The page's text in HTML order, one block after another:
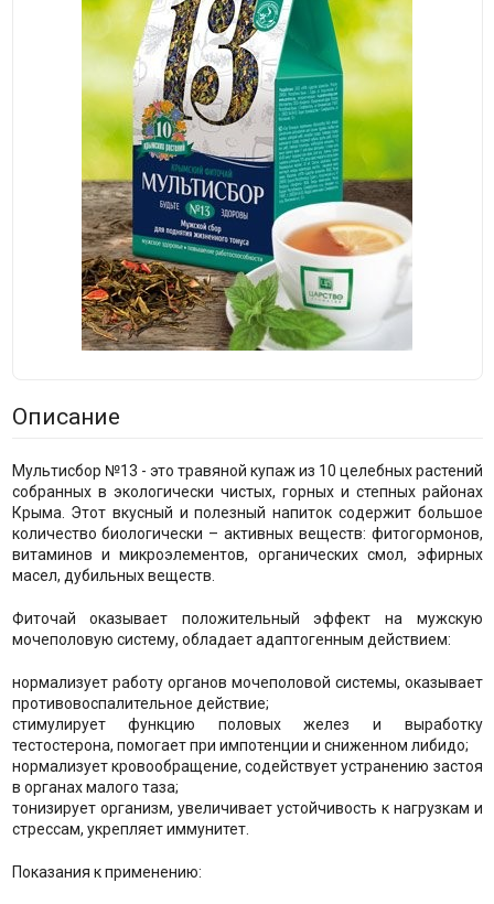
Описание
Мультисбор №13 - это травяной купаж из 10 целебных растений
собранных в экологически чистых, горных и степных районах
Крыма. Этот вкусный и полезный напиток содержит большое
количество биологически – активных веществ: фитогормонов,
витаминов и микроэлементов, органических смол, эфирных
масел, дубильных веществ.
Фиточай оказывает положительный эффект на мужскую
мочеполовую систему, обладает адаптогенным действием:
нормализует работу органов мочеполовой системы, оказывает
противовоспалительное действие;
стимулирует функцию половых желез и выработку
тестостерона, помогает при импотенции и сниженном либидо;
нормализует кровообращение, содействует устранению застоя
в органах малого таза;
тонизирует организм, увеличивает устойчивость к нагрузкам и
стрессам, укрепляет иммунитет.
Показания к применению: